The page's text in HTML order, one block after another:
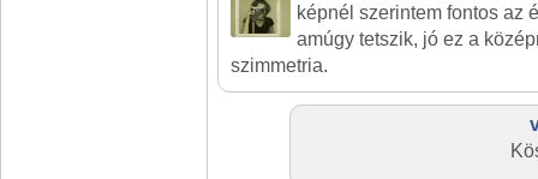
képnél szerintem fontos az
amúgy tetszik, jó ez a
szimmetria.